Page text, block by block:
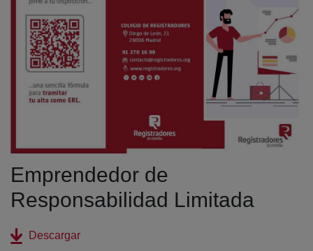
Emprendedor de
Responsabilidad Limitada
Descargar(abre en nueva ventana)